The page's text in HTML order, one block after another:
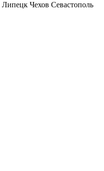
Липецк Чехов Севастополь